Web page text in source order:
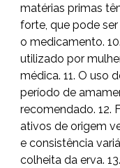
matérias primas
forte, que pode
o medicamento.
utilizado por
médica. 11. O uso
período de
recomendado. 12.
ativos de origem
e consistência
colheita da erva.